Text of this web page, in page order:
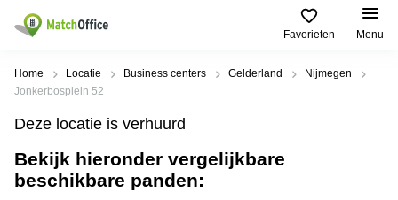
Favorieten Menu
Huren / Verhuren
Productpagina's
Kantoorruimten
Business
Populaire
Steden
Alkmaar
Populaire
zoekopdrachten
Kantoorruimte
in Breda
Help
Over ons
Home Locatie Business centers Gelderland
Nijmegen
Jonkerbosplein 52
Deze locatie is verhuurd
Bekijk hieronder vergelijkbare
beschikbare panden: